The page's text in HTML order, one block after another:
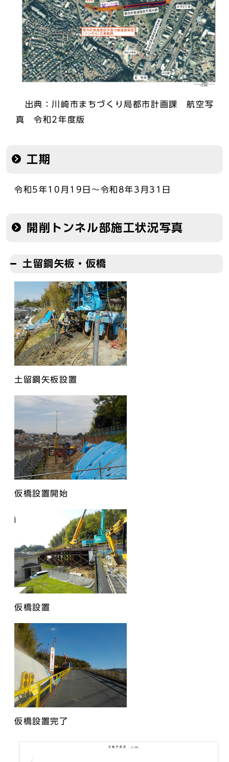
出典：川崎市まちづくり局都市計画課 航空写
真 令和2年度版
工期
令和5年10月19日～令和8年3月31日
開削トンネル部施工状況写真
土留鋼矢板・仮橋
土留鋼矢板設置
仮橋設置開始
仮橋設置
仮橋設置完了